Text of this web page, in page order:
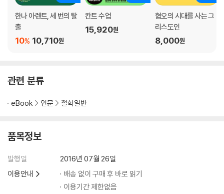
한나 아렌트, 세 번의 탈
출
10,710원
10%
칸트 수업
15,920원
혐오의 시대를 사는 그
리스도인
8,000원
관련 분류
eBook 인문 철학일반
품목정보
발행일
2016년 07월 26일
이용안내
배송 없이 구매 후 바로 읽기
이용기간 제한없음